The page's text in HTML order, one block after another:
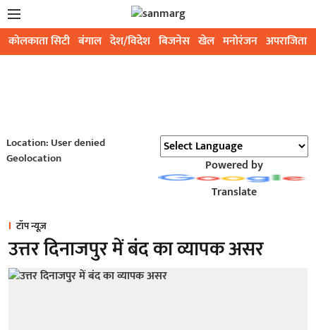
कोलकाता सिटी बंगाल देश/विदेश बिजनेस खेल मनोरंजन अपराजिता
Location: User denied
Geolocation
Powered by
Translate
टॉप न्यूज़
उत्तर दिनाजपुर में बंद का व्यापक असर